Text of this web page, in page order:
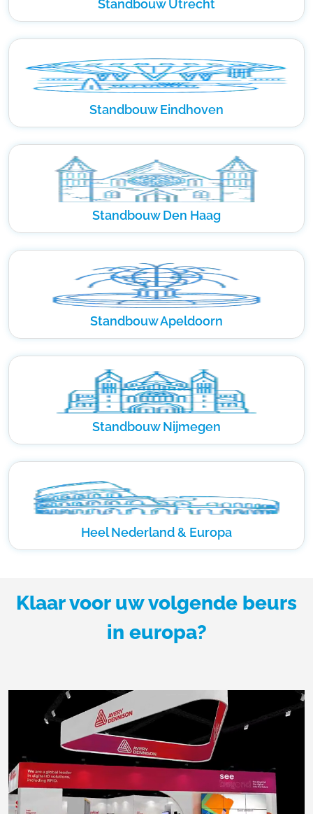
Standbouw Utrecht
Standbouw Eindhoven
Standbouw Den Haag
Standbouw Apeldoorn
Standbouw Nijmegen
Heel Nederland & Europa
Klaar voor uw volgende beurs
in europa?